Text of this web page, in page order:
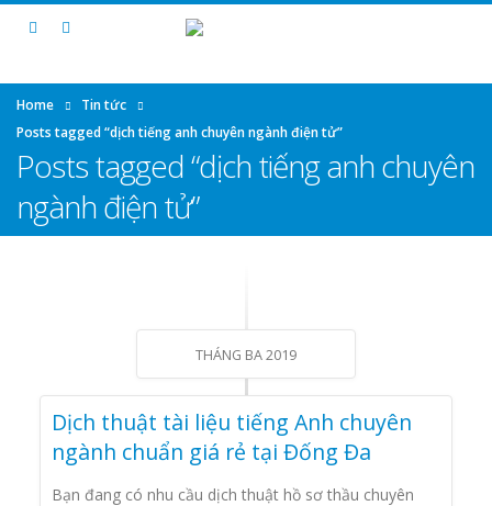
Home
Tin tức
Posts tagged “dịch tiếng anh chuyên ngành điện tử”
Posts tagged “dịch tiếng anh chuyên
ngành điện tử”
THÁNG BA 2019
Dịch thuật tài liệu tiếng Anh chuyên
ngành chuẩn giá rẻ tại Đống Đa
Bạn đang có nhu cầu dịch thuật hồ sơ thầu chuyên